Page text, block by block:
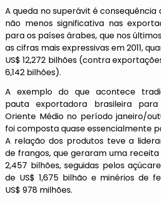
A queda no superávit é consequência
não menos significativa nas
para os países árabes, que nos
as cifras mais expressivas em 2011,
US$ 12,272 bilhões (contra
6,142 bilhões).
A exemplo do que acontece
pauta exportadora brasileira
Oriente Médio no período janeiro/
foi composta quase essencialmente
A relação dos produtos teve a
de frangos, que geraram uma receita
2,457 bilhões, seguidas pelos
de US$ 1,675 bilhão e minérios de
US$ 978 milhões.